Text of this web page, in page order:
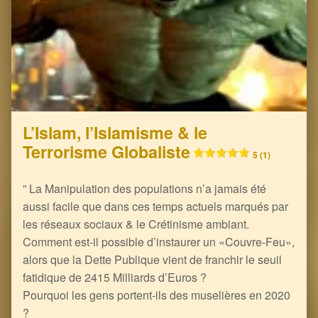
L’Islam, l’Islamisme & le
Terrorisme Globaliste
5 (1)
” La Manipulation des populations n’a jamais été
aussi facile que dans ces temps actuels marqués par
les réseaux sociaux & le Crétinisme ambiant.
Comment est-il possible d’instaurer un «Couvre-Feu»,
alors que la Dette Publique vient de franchir le seuil
fatidique de 2415 Milliards d’Euros ?
Pourquoi les gens portent-ils des muselières en 2020
?